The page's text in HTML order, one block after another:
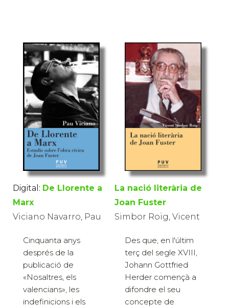
Digital: De Llorente a
Marx
Viciano Navarro, Pau
Cinquanta anys
després de la
publicació de
«Nosaltres, els
valencians», les
indefinicions i els
La nació literària de
Joan Fuster
Simbor Roig, Vicent
Des que, en l'últim
terç del segle XVIII,
Johann Gottfried
Herder començà a
difondre el seu
concepte de